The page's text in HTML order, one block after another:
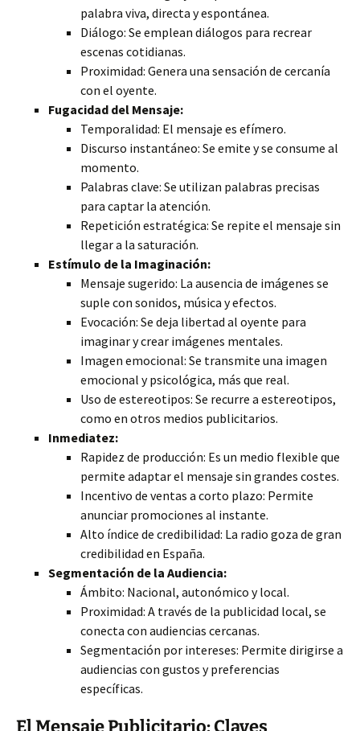
palabra viva, directa y espontánea.
Diálogo: Se emplean diálogos para recrear
escenas cotidianas.
Proximidad: Genera una sensación de cercanía
con el oyente.
Fugacidad del Mensaje:
Temporalidad: El mensaje es efímero.
Discurso instantáneo: Se emite y se consume al
momento.
Palabras clave: Se utilizan palabras precisas
para captar la atención.
Repetición estratégica: Se repite el mensaje sin
llegar a la saturación.
Estímulo de la Imaginación:
Mensaje sugerido: La ausencia de imágenes se
suple con sonidos, música y efectos.
Evocación: Se deja libertad al oyente para
imaginar y crear imágenes mentales.
Imagen emocional: Se transmite una imagen
emocional y psicológica, más que real.
Uso de estereotipos: Se recurre a estereotipos,
como en otros medios publicitarios.
Inmediatez:
Rapidez de producción: Es un medio flexible que
permite adaptar el mensaje sin grandes costes.
Incentivo de ventas a corto plazo: Permite
anunciar promociones al instante.
Alto índice de credibilidad: La radio goza de gran
credibilidad en España.
Segmentación de la Audiencia:
Ámbito: Nacional, autonómico y local.
Proximidad: A través de la publicidad local, se
conecta con audiencias cercanas.
Segmentación por intereses: Permite dirigirse a
audiencias con gustos y preferencias
específicas.
El Mensaje Publicitario: Claves